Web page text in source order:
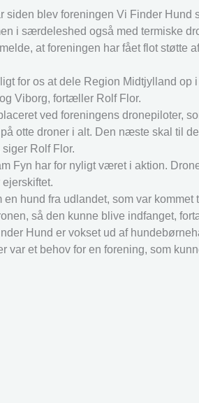
siden blev foreningen Vi Finder Hund
i særdeleshed også med termiske
at foreningen har fået flot
for os at dele Region Midtjylland
Viborg, fortæller Rolf Flor.
ved foreningens dronepiloter,
otte droner i alt. Den næste skal til
Rolf Flor.
Fyn har for nyligt været i aktion.
en hund fra udlandet, som var
så den kunne blive indfanget,
Hund er vokset ud af
var et behov for en forening, som